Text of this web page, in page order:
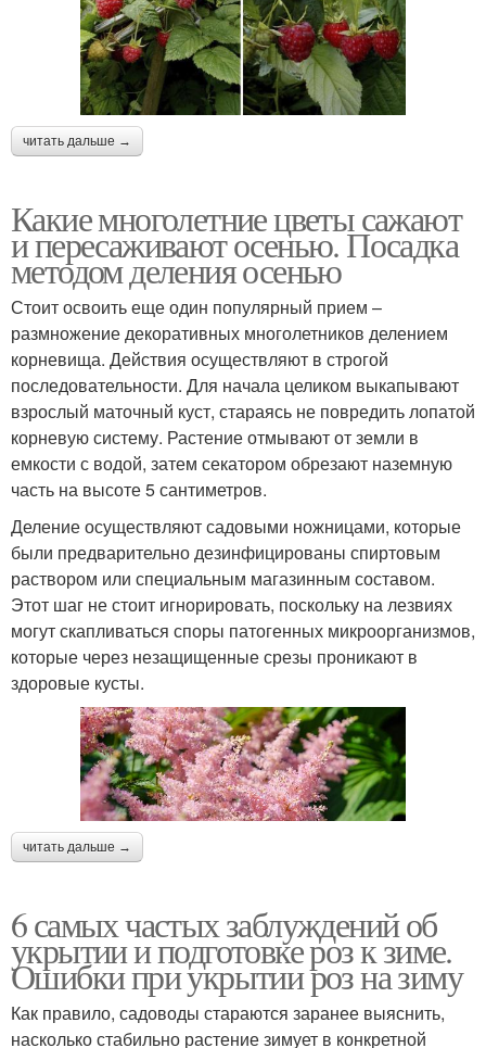
читать дальше →
Какие многолетние цветы сажают
и пересаживают осенью. Посадка
методом деления осенью
Стоит освоить еще один популярный прием –
размножение декоративных многолетников делением
корневища. Действия осуществляют в строгой
последовательности. Для начала целиком выкапывают
взрослый маточный куст, стараясь не повредить лопатой
корневую систему. Растение отмывают от земли в
емкости с водой, затем секатором обрезают наземную
часть на высоте 5 сантиметров.
Деление осуществляют садовыми ножницами, которые
были предварительно дезинфицированы спиртовым
раствором или специальным магазинным составом.
Этот шаг не стоит игнорировать, поскольку на лезвиях
могут скапливаться споры патогенных микроорганизмов,
которые через незащищенные срезы проникают в
здоровые кусты.
читать дальше →
6 самых частых заблуждений об
укрытии и подготовке роз к зиме.
Ошибки при укрытии роз на зиму
Как правило, садоводы стараются заранее выяснить,
насколько стабильно растение зимует в конкретной